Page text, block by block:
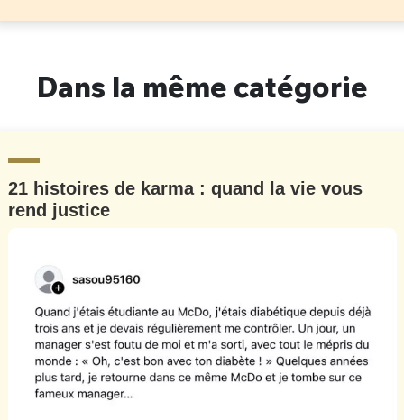
Dans la même catégorie
21 histoires de karma : quand la vie vous
rend justice